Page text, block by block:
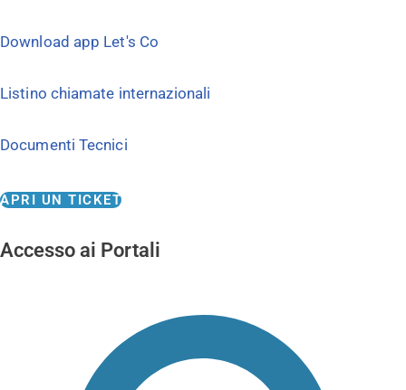
Download app Let's Co
Listino chiamate internazionali
Documenti Tecnici
APRI UN TICKET
Accesso ai Portali